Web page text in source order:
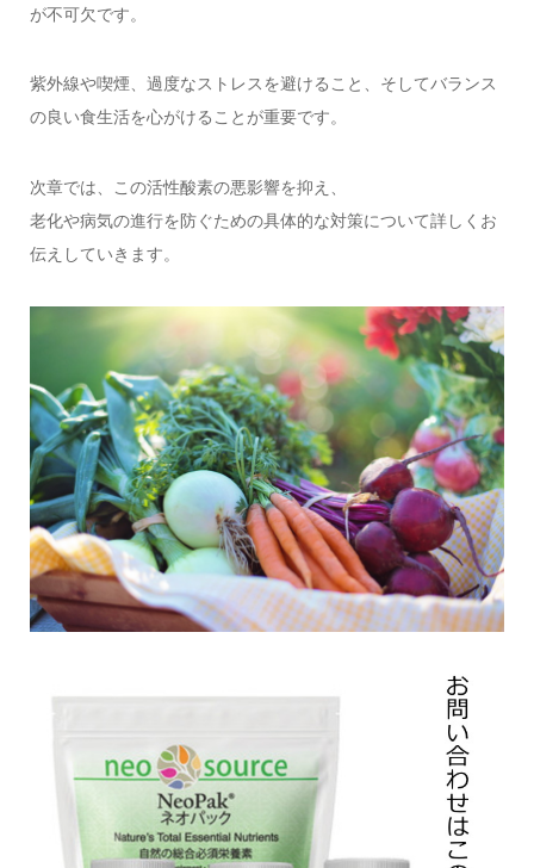
が不可欠です。
紫外線や喫煙、過度なストレスを避けること、そしてバランス
の良い食生活を心がけることが重要です。
次章では、この活性酸素の悪影響を抑え、
老化や病気の進行を防ぐための具体的な対策について詳しくお
伝えしていきます。